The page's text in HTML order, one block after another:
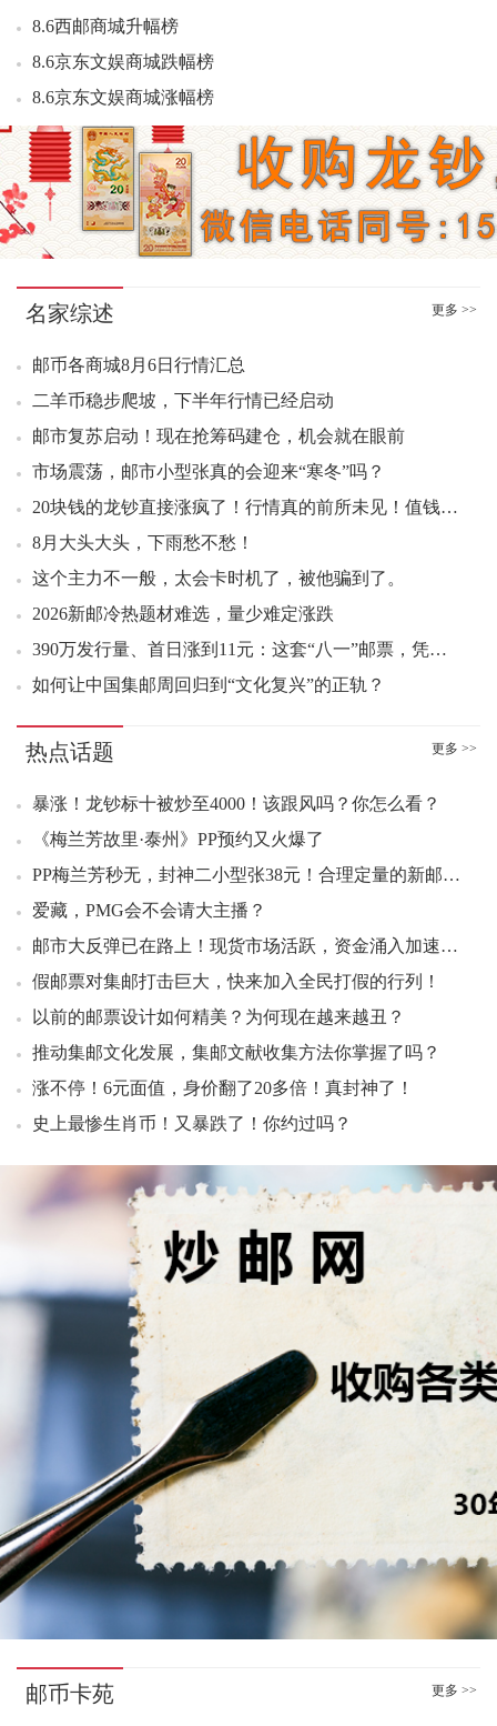
10：31 1980年贰角 中银宝点 （互动金标）723.00元成交2
10：34 三轮虎大版好品60.00元成交20版
10：34 1962年壹角 一心为国（互动金标）668.00元成交1
10：34 1953年贰分 霸王祥云（互动金标）150.00元成交1
10：36 东北虎豹纪念币原盒10.20元成交100枚
10：37 1980年贰角 金丝背绿（互动金标）1050.00元成交1
10：52 玄奘小型张（互动评级）10.70元成交10
10：52 1962年壹角背紫钛白纤云（互动金标）260.00元成交1
10：55 1962年壹角 红宝石（互动金标）1500.00元成交1
11：02 1962年三版一角华夏红（互动金标）599.00元成交2
11：03 1962年三版一角华夏红（互动金标）590.00元成交2
11：04 1962年壹角 红宝石（互动金标）1500.00元成交2
11：04 1962年壹角 渡背水印（互动金标）269.00元成交6
11：05 1962年壹角下乡 满堂红（互动金标）4350.00元成交1
11：06 大兴安岭小版好品9.80元成交200版
11：07 1962年壹角下乡墨韵一角（互动金标）701.00元成交2
11：08 大兴安岭小版好品10.30元成交200版
11：08 1962年壹角 红宝石（互动金标）1500.00元成交1
11：10 三轮鸡大版好品39.00元成交8版
11：11 1953年贰分 霸王祥云（互动金标）118.00元成交1
11：12 中国兰花套票好品3.20元成交322套
11：12 1962年壹角下乡 满堂红（互动金标）4399.00元成交1
11：12 1965年拾圆 牡丹红（互动金标）1002.80元成交1
11：12 玄奘小型张（互动评级）11.00元成交1
11：17 大龙小型张（中邮评级黑标）好品580.00元成交2套
11：17 1980年贰角 中银宝点 （互动金标）723.00元成交1
11：17 1960年壹圆 福星一品红（互动金标）390.00元成交1
11：18 1962年壹角 红宝石（互动金标）1401.00元成交1
11：18 1962年壹角 红宝石（互动金标）1402.00元成交1
11：20 1962年壹角 红宝石（互动金标）1400.00元成交1
11：23 封神演义二小型张好品40.00元成交26张
11：27 1960年壹圆 福星一品红（互动金标）389.00元成交1
11：27 1960年壹圆 福星一品红（互动金标）390.00元成交1
11：28 1960年壹圆 福星一品红（互动金标）360.00元成交2
11：28 1960年壹圆 福星一品红（互动金标）370.00元成交3
11：28 1960年壹圆 福星一品红（互动金标）375.00元成交4
11：28 1960年壹圆 福星一品红（互动金标）388.00元成交2
11：29 1960年壹圆 福星一品红（互动金标）354.00元成交4
11：29 1960年壹圆 福星一品红（互动金标）355.55元成交1
11：30 1960年壹圆 福星一品红（互动金标）354.00元成交1
11：31 1960年壹圆 福星一品红（互动金标）333.33元成交1
11：32 1960年壹圆 福星一品红（互动金标）318.00元成交6
2026-8-5上海金上海银行情
2026年/8月1日--31日(71套国卡最新报价...
2026年8月4日今日跌幅排行榜
2026年8月4日今日升幅排行榜
2026年8月4日品种成交排行榜
8.6西邮商城升幅榜
8.6京东文娱商城跌幅榜
8.6京东文娱商城涨幅榜
8.6京东文娱商城钱币热销榜
8.6京东文娱商城封片热销榜
8.6京东文娱商城邮票热销榜
8.5西邮商城成交额排行
8.5西邮商城跌幅榜
名家综述 更多 >>
邮币各商城8月6日行情汇总
二羊币稳步爬坡，下半年行情已经启动
邮市复苏启动！现在抢筹码建仓，机会就在眼前
市场震荡，邮市小型张真的会迎来“寒冬”吗？
20块钱的龙钞直接涨疯了！行情真的前所未见！值钱的硬币，都有这几个共同点！
8月大头大头，下雨愁不愁！
这个主力不一般，太会卡时机了，被他骗到了。
2026新邮冷热题材难选，量少难定涨跌
390万发行量、首日涨到11元：这套“八一”邮票，凭什么成了2026年最大的黑马？
如何让中国集邮周回归到“文化复兴”的正轨？
热点话题 更多 >>
暴涨！龙钞标十被炒至4000！该跟风吗？你怎么看？
《梅兰芳故里·泰州》PP预约又火爆了
PP梅兰芳秒无，封神二小型张38元！合理定量的新邮，今年好题材优势凸显
爱藏，PMG会不会请大主播？
邮市大反弹已在路上！现货市场活跃，资金涌入加速上涨！
假邮票对集邮打击巨大，快来加入全民打假的行列！
以前的邮票设计如何精美？为何现在越来越丑？
推动集邮文化发展，集邮文献收集方法你掌握了吗？
涨不停！6元面值，身价翻了20多倍！真封神了！
史上最惨生肖币！又暴跌了！你约过吗？
邮币卡苑 更多 >>